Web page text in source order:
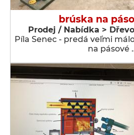
brúska na
Prodej / Nabídka >
Píla Senec - predá veľmi
na pásové